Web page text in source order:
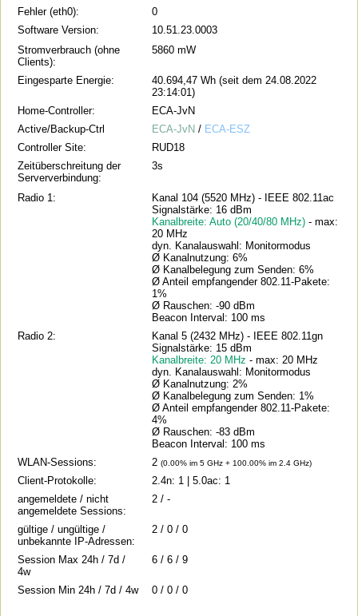
Fehler (eth0):
0
Software Version:
10.51.23.0003
Stromverbrauch (ohne
Clients):
5860 mW
Eingesparte Energie:
40.694,47 Wh (seit dem 24.08.2022
23:14:01)
Home-Controller:
ECA-JvN
Active/Backup-Ctrl
ECA-JvN / ECA-ESZ
Controller Site:
RUD18
Zeitüberschreitung der
Serververbindung:
3s
Radio 1:
Kanal 104 (5520 MHz) - IEEE 802.11ac
Signalstärke: 16 dBm
Kanalbreite: Auto (20/40/80 MHz)- max:
20 MHz
dyn. Kanalauswahl: Monitormodus
Ø Kanalnutzung: 6%
Ø Kanalbelegung zum Senden: 6%
Ø Anteil empfangender 802.11-Pakete:
1%
Ø Rauschen: -90 dBm
Beacon Interval: 100 ms
Radio 2:
Kanal 5 (2432 MHz) - IEEE 802.11gn
Signalstärke: 15 dBm
Kanalbreite: 20 MHz- max: 20 MHz
dyn. Kanalauswahl: Monitormodus
Ø Kanalnutzung: 2%
Ø Kanalbelegung zum Senden: 1%
Ø Anteil empfangender 802.11-Pakete:
4%
Ø Rauschen: -83 dBm
Beacon Interval: 100 ms
WLAN-Sessions:
2(0.00% im 5 GHz + 100.00% im 2.4 GHz)
Client-Protokolle:
2.4n: 1 | 5.0ac: 1
angemeldete / nicht
angemeldete Sessions:
2 / -
gültige / ungültige /
unbekannte IP-Adressen:
2 / 0 / 0
Session Max 24h / 7d /
4w
6 / 6 / 9
Session Min 24h / 7d / 4w 0 / 0 / 0